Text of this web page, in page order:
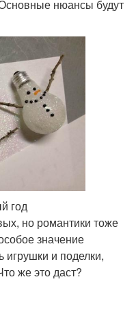
нюансы будут
год
но романтики тоже
значение
игрушки и поделки,
же это даст?